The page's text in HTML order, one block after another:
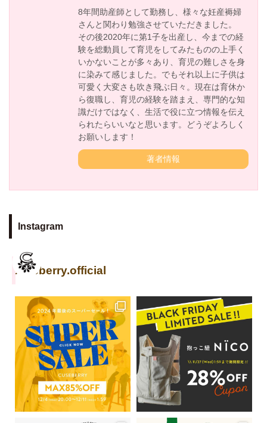
8年間助産師として勤務し、様々な妊産褥婦
さんと関わり勉強させていただきました。
その後2020年に第1子を出産し、今までの経
験を総動員して育児をしてみたものの上手く
いかないことが多々あり、育児の難しさを身
に染みて感じました。でもそれ以上に子供は
可愛く大変さも吹き飛ぶ日々。現在は育休か
ら復職し、育児の経験を踏まえ、専門的な知
識だけではなく、生活で役に立つ情報を伝え
られたらいいなと思います。どうぞよろしく
お願いします！
著者情報
Instagram
cuseberry.official